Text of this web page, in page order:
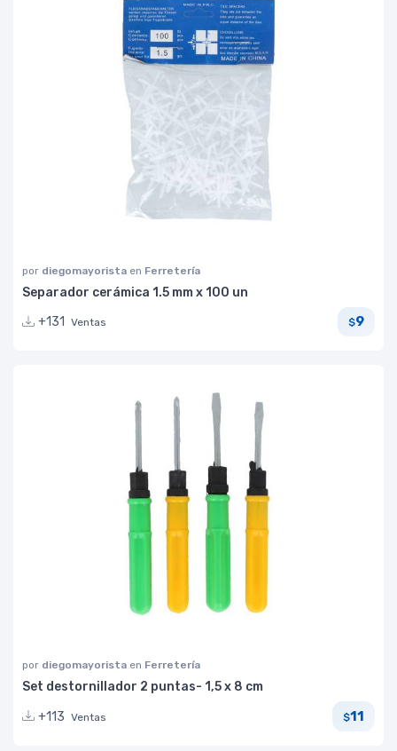
por diegomayorista en Ferretería
Separador cerámica 1.5 mm x 100 un
+131
Ventas $9
por diegomayorista en Ferretería
Set destornillador 2 puntas- 1,5 x 8 cm
+113 Ventas $11